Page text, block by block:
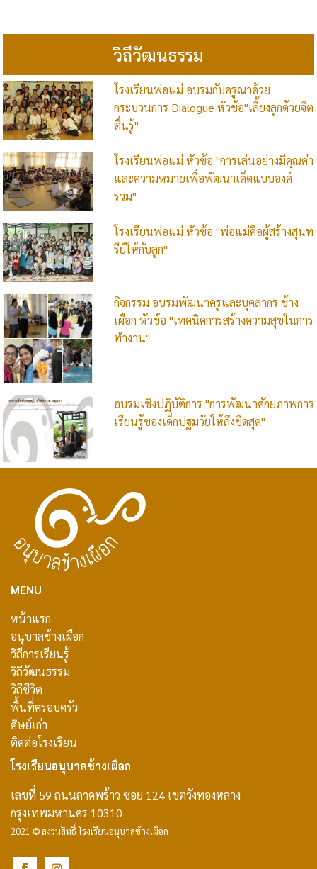
วิถีวัฒนธรรม
โรงเรียนพ่อแม่ อบรมกับครูณาด้วย
กระบวนการ Dialogue หัวข้อ"เลี้ยงลูกด้วยจิต
ตื่นรู้"
โรงเรียนพ่อแม่ หัวข้อ "การเล่นอย่างมีคุณค่า
และความหมายเพื่อพัฒนาเด็ดแบบองค์
รวม"
โรงเรียนพ่อแม่ หัวข้อ "พ่อแม่คือผู้สร้างสุนท
รีย์ให้กับลูก"
กิจกรรม อบรมพัฒนาครูและบุคลากร ช้าง
เผือก หัวข้อ "เทคนิคการสร้างความสุขในการ
ทำงาน"
อบรมเชิงปฏิบัติการ "การพัฒนาศักยภาพการ
เรียนรู้ของเด็กปฐมวัยให้ถึงขีดสุด"
MENU
หน้าแรก
อนุบาลช้างเผือก
วิถีการเรียนรู้
วิถีวัฒนธรรม
วิถีชีวิต
พื้นที่ครอบครัว
ศิษย์เก่า
ติดต่อโรงเรียน
โรงเรียนอนุบาลช้างเผือก
เลขที่ 59 ถนนลาดพร้าว ซอย 124 เขตวังทองหลาง
กรุงเทพมหานคร 10310
2021 © สงวนสิทธิ์ โรงเรียนอนุบาลช้างเผือก